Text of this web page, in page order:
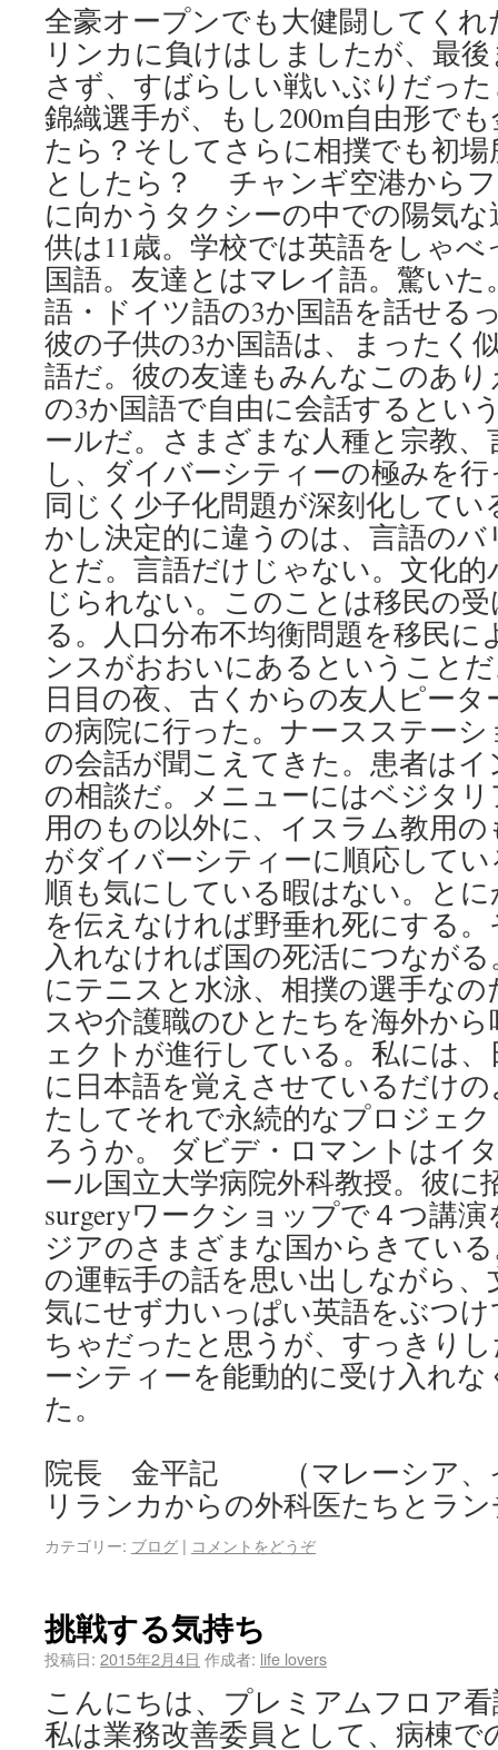
全豪オープンでも大健闘してく
リンカに負けはしましたが、最
さず、すばらしい戦いぶりだっ
錦織選手が、もし200m自由形で
たら？そしてさらに相撲でも初
としたら？ チャンギ空港から
に向かうタクシーの中での陽気
供は11歳。学校では英語をしゃ
国語。友達とはマレイ語。驚い
語・ドイツ語の3か国語を話せる
彼の子供の3か国語は、まったく
語だ。彼の友達もみんなこのあ
の3か国語で自由に会話するとい
ールだ。さまざまな人種と宗教
し、ダイバーシティーの極みを
同じく少子化問題が深刻化して
かし決定的に違うのは、言語の
とだ。言語だけじゃない。文化
じられない。このことは移民の
る。人口分布不均衡問題を移民
ンスがおおいにあるということ
日目の夜、古くからの友人ピー
の病院に行った。ナースステー
の会話が聞こえてきた。患者は
の相談だ。メニューにはベジタ
用のもの以外に、イスラム教用
がダイバーシティーに順応して
順も気にしている暇はない。と
を伝えなければ野垂れ死にする
入れなければ国の死活につなが
にテニスと水泳、相撲の選手な
スや介護職のひとたちを海外か
ェクトが進行している。私には
に日本語を覚えさせているだけ
たしてそれで永続的なプロジェ
ろうか。 ダビデ・ロマントはイ
ール国立大学病院外科教授。彼に
surgeryワークショップで４つ講
ジアのさまざまな国からきてい
の運転手の話を思い出しながら
気にせず力いっぱい英語をぶつ
ちゃだったと思うが、すっきり
ーシティーを能動的に受け入れ
た。
院長 金平記 （マレーシア、
リランカからの外科医たちとラ
カテゴリー: ブログ | コメントをどうぞ
挑戦する気持ち
投稿日: 2015年2月4日 作成者: life lovers
こんにちは、プレミアムフロア
私は業務改善委員として、病棟で